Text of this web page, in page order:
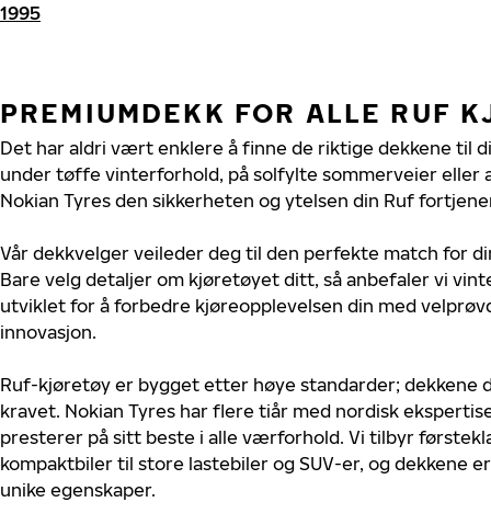
1995
PREMIUMDEKK FOR ALLE RUF
Det har aldri vært enklere å finne de riktige dekkene til
under tøffe vinterforhold, på solfylte sommerveier eller
Nokian Tyres den sikkerheten og ytelsen din Ruf
Vår dekkvelger veileder deg til den perfekte match for
Bare velg detaljer om kjøretøyet ditt, så anbefaler vi
utviklet for å forbedre kjøreopplevelsen din med
innovasjon.
Ruf-kjøretøy er bygget etter høye standarder; dekkene
kravet. Nokian Tyres har flere tiår med nordisk
presterer på sitt beste i alle værforhold. Vi tilbyr
kompaktbiler til store lastebiler og SUV-er, og dekkene
unike egenskaper.